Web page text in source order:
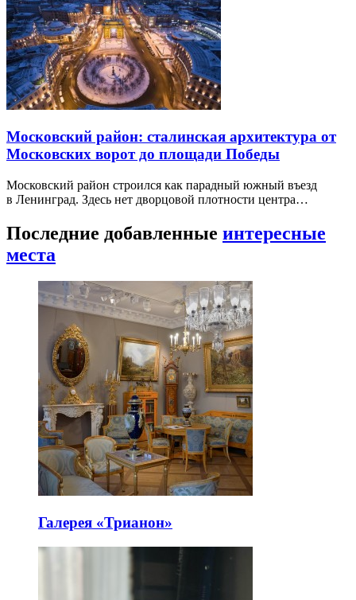
Московский район: сталинская архитектура от
Московских ворот до площади Победы
Московский район строился как парадный южный въезд
в Ленинград. Здесь нет дворцовой плотности центра…
Последние добавленные интересные
места
Галерея «Трианон»